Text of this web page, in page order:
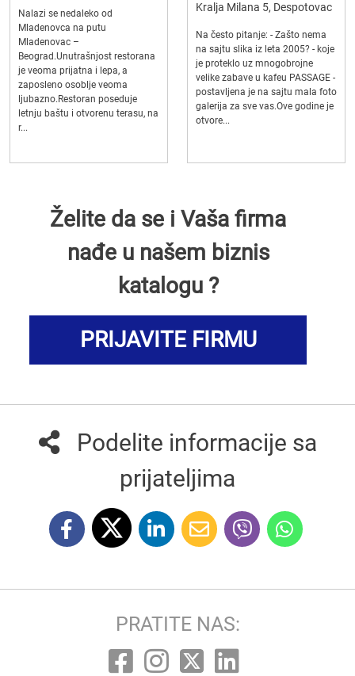
Nalazi se nedaleko od
Mladenovca na putu
Mladenovac –
Beograd.Unutrašnjost restorana
je veoma prijatna i lepa, a
zaposleno osoblje veoma
ljubazno.Restoran poseduje
letnju baštu i otvorenu terasu, na
r...
Kralja Milana 5, Despotovac
Na često pitanje: - Zašto nema
na sajtu slika iz leta 2005? - koje
je proteklo uz mnogobrojne
velike zabave u kafeu PASSAGE -
postavljena je na sajtu mala foto
galerija za sve vas.Ove godine je
otvore...
Želite da se i Vaša firma
nađe u našem biznis
katalogu ?
PRIJAVITE FIRMU
Podelite informacije sa
prijateljima
PRATITE NAS: